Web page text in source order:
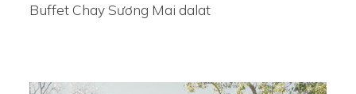
Buffet Chay Sương Mai dalat